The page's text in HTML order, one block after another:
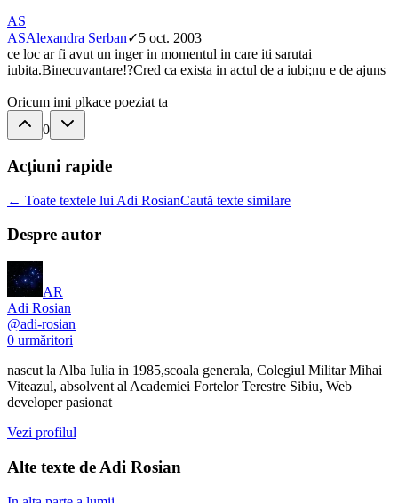
AS
ASAlexandra Serban✓5 oct. 2003
ce loc ar fi avut un inger in momentul in care iti sarutai
iubita.Binecuvantare!?Cred ca exista in actul de a iubi;nu e de ajuns
Oricum imi plkace poeziat ta
0
Acțiuni rapide
← Toate textele lui Adi RosianCaută texte similare
Despre autor
AR
Adi Rosian
@adi-rosian
0 urmăritori
nascut la Alba Iulia in 1985,scoala generala, Colegiul Militar Mihai
Viteazul, absolvent al Academiei Fortelor Terestre Sibiu, Web
developer pasionat
Vezi profilul
Alte texte de Adi Rosian